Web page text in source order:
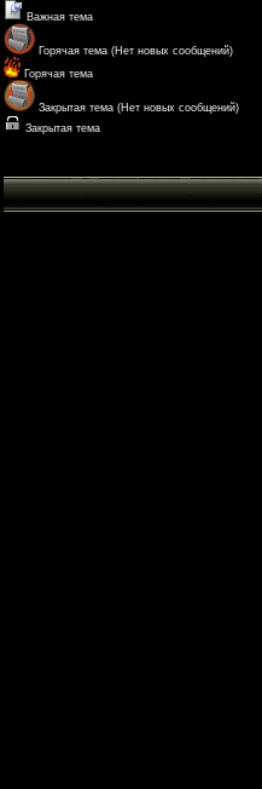
Важная тема
Горячая тема (Нет новых сообщений)
Горячая тема
Закрытая тема (Нет новых сообщений)
Закрытая тема